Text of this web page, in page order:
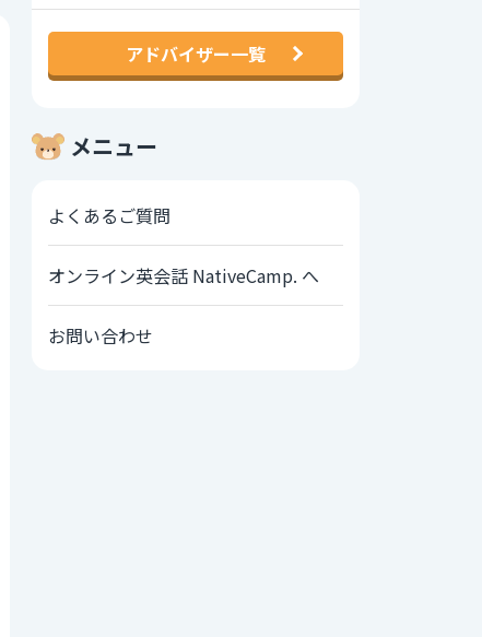
アドバイザー一覧
メニュー
よくあるご質問
オンライン英会話 NativeCamp. へ
お問い合わせ